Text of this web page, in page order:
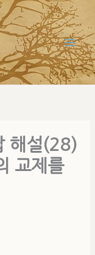
해설(28)
교제를